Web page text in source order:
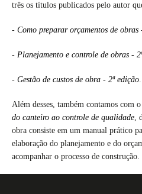
três os títulos publicados pelo autor
- Como preparar orçamentos de obras
- Planejamento e controle de obras -
- Gestão de custos de obra - 2ª edição.
Além desses, também contamos com
do canteiro ao controle de qualidade,
obra consiste em um manual prático
elaboração do planejamento e do
acompanhar o processo de construção.